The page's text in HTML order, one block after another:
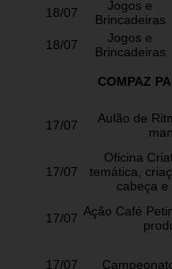
18/07
Jogos e
Brincadeiras
18/07
Jogos e
Brincadeiras
COMPAZ
17/07
Aulão de
17/07
Oficina
temática,
cabeça e
17/07 Ação Café
17/07